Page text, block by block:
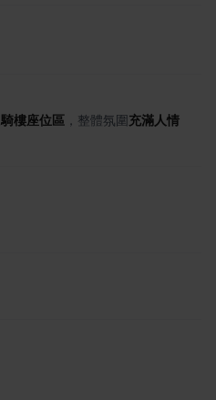
騎樓座位區 ，整體氛圍 充滿人情